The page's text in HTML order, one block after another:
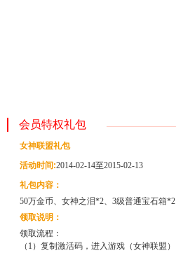
会员特权礼包
女神联盟礼包
活动时间:2014-02-14至2015-02-13
礼包内容：
50万金币、女神之泪*2、3级普通宝石箱*2
领取说明：
领取流程：
（1）复制激活码，进入游戏（女神联盟）